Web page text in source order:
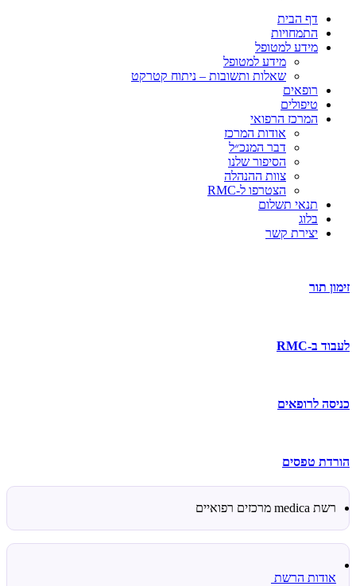
דף הבית
התמחויות
מידע למטופל
מידע למטופל
שאלות ותשובות – ניתוח קטרקט
רופאים
טיפולים
המרכז הרפואי
אודות המרכז
דבר המנכ״ל
הסיפור שלנו
צוות ההנהלה
הצטרפו ל-RMC
תנאי תשלום
בלוג
יצירת קשר
זימון תור
לעבוד ב-RMC
כניסה לרופאים
הורדת טפסים
רשת medica מרכזים רפואיים
אודות הרשת